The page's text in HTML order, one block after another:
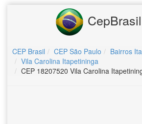
CEP Brasil CEP São Paulo
Bairros
Vila Carolina Itapetininga
CEP 18207520 Vila Carolina